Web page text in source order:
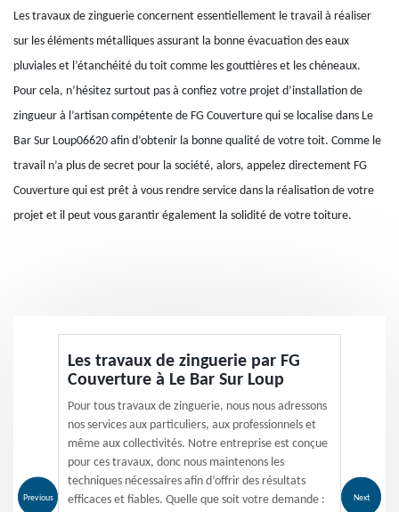
Les travaux de zinguerie concernent essentiellement le travail à réaliser
sur les éléments métalliques assurant la bonne évacuation des eaux
pluviales et l’étanchéité du toit comme les gouttières et les chéneaux.
Pour cela, n’hésitez surtout pas à confiez votre projet d’installation de
zingueur à l’artisan compétente de FG Couverture qui se localise dans Le
Bar Sur Loup06620 afin d’obtenir la bonne qualité de votre toit. Comme le
travail n’a plus de secret pour la société, alors, appelez directement FG
Couverture qui est prêt à vous rendre service dans la réalisation de votre
projet et il peut vous garantir également la solidité de votre toiture.
Previous
Les travaux de zinguerie par FG
Couverture à Le Bar Sur Loup
Pour tous travaux de zinguerie, nous nous adressons
nos services aux particuliers, aux professionnels et
même aux collectivités. Notre entreprise est conçue
pour ces travaux, donc nous maintenons les
techniques nécessaires afin d’offrir des résultats
efficaces et fiables. Quelle que soit votre demande :
Next